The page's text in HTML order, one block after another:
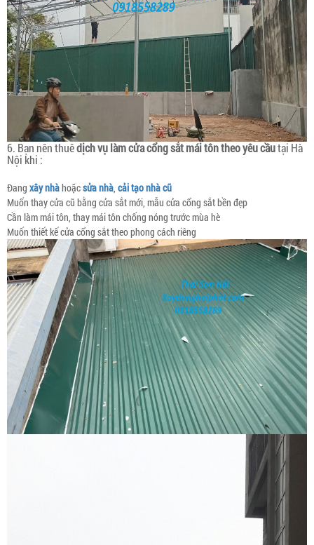
6. Bạn nên thuêdịch vụ làm cửa cổng sắt mái tôn theo yêu cầutại Hà
Nội khi :
Đang xây nhàhoặcsửa nhà, cải tạo nhà cũ
Muốn thay cửa cũ bằng cửa sắt mới, mẫu cửa cổng sắt bền đẹp
Cần làm mái tôn, thay mái tôn chống nóng trước mùa hè
Muốn thiết kế cửa cổng sắt theo phong cách riêng